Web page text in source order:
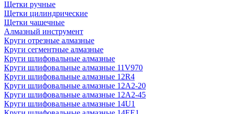
Щетки ручные
Щетки цилиндрические
Щетки чашечные
Алмазный инструмент
Круги отрезные алмазные
Круги сегментные алмазные
Круги шлифовальные алмазные
Круги шлифовальные алмазные 11V970
Круги шлифовальные алмазные 12R4
Круги шлифовальные алмазные 12А2-20
Круги шлифовальные алмазные 12А2-45
Круги шлифовальные алмазные 14U1